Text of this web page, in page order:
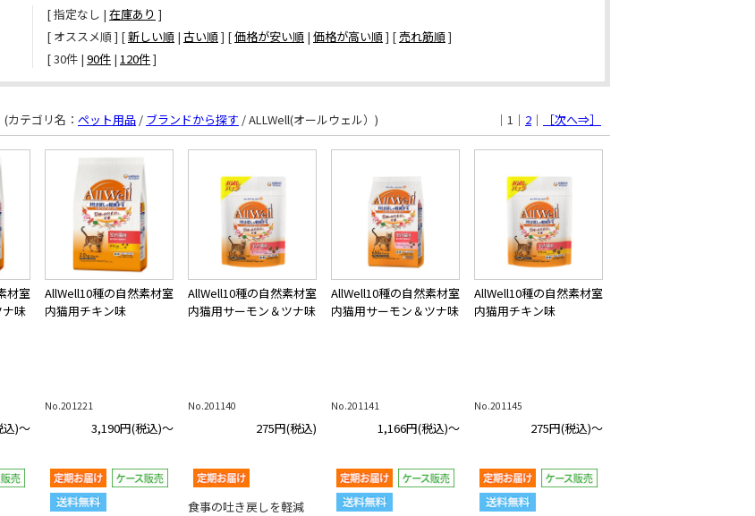
[ 指定なし | 在庫あり ]
[ オススメ順 ] [新しい順 | 古い順] [価格が安い順 | 価格が高い順] [売れ筋順]
[ 30件 | 90件 | 120件 ]
｜1｜ 2 ｜ ［次へ⇒］
(カテゴリ名： ペット用品 / ブランドから探す / ALLWell(オールウェル）)
材室
味
込)～
AllWell10種の自然素材室
内猫用チキン味
No.201221
3,190円(税込)～
AllWell10種の自然素材室
内猫用サーモン＆ツナ味
No.201140
275円(税込)
食事の吐き戻しを軽減
AllWell10種の自然素材室
内猫用サーモン＆ツナ味
No.201141
1,166円(税込)～
AllWell10種の自然素材室
内猫用チキン味
No.201145
275円(税込)～